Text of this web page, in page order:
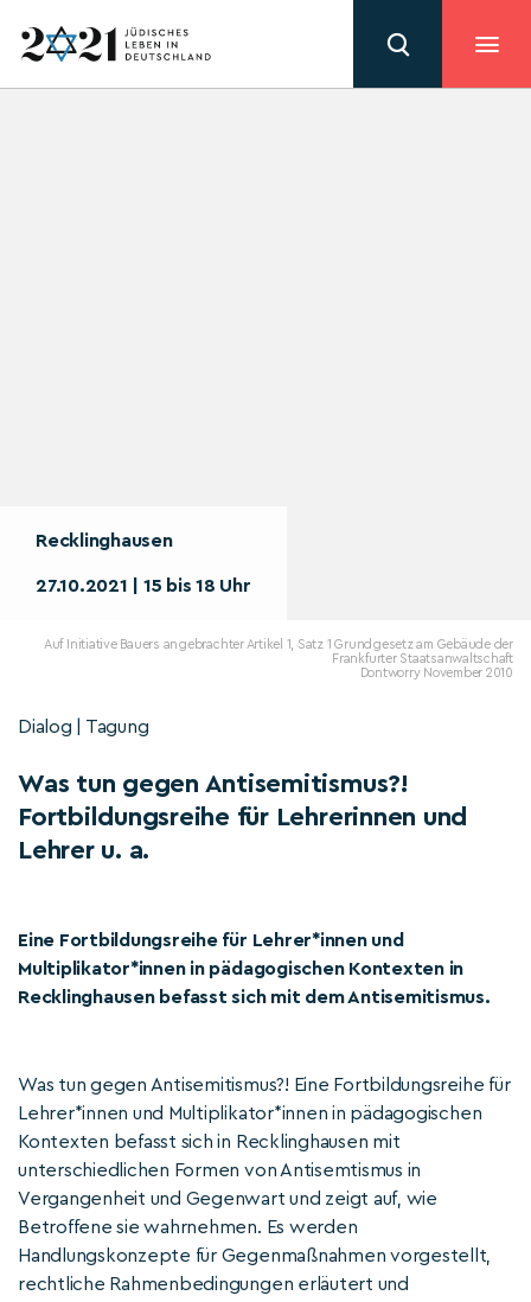
Recklinghausen
27.10.2021 | 15 bis 18 Uhr
Auf Initiative Bauers angebrachter Artikel 1, Satz 1 Grundgesetz am Gebäude der
Frankfurter Staatsanwaltschaft
Dontworry November 2010
Dialog | Tagung
Was tun gegen Antisemitismus?!
Fortbildungsreihe für Lehrerinnen und
Lehrer u. a.
Eine Fortbildungsreihe für Lehrer*innen und
Multiplikator*innen in pädagogischen Kontexten in
Recklinghausen befasst sich mit dem Antisemitismus.
Was tun gegen Antisemitismus?! Eine Fortbildungsreihe für
Lehrer*innen und Multiplikator*innen in pädagogischen
Kontexten befasst sich in Recklinghausen mit
unterschiedlichen Formen von Antisemtismus in
Vergangenheit und Gegenwart und zeigt auf, wie
Betroffene sie wahrnehmen. Es werden
Handlungskonzepte für Gegenmaßnahmen vorgestellt,
rechtliche Rahmenbedingungen erläutert und